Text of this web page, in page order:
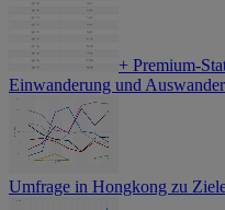
+ Premium-
Einwanderung und
Umfrage in Hongkong zu